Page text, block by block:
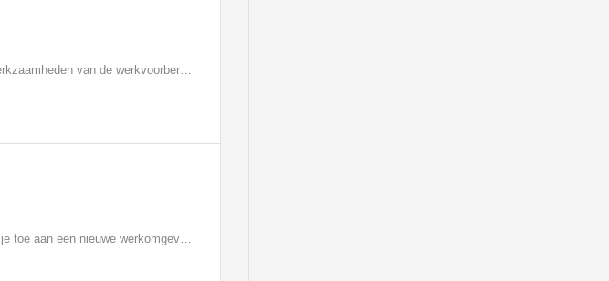
Als projectleider coördineer en controleer je op functioneel gebied de werkzaamheden van de werkvoorbereider alsmede de uitvoerder en geef je leiding aan het uitvoeringsteam aan de aan jouw toegewezen bouwprojecten. Daarnaast draag je bij aan de verdere uitvoering van het personeelsbeleid, rapporteer je periodiek aan de directie inzake financiële projectprognose en voortgang. Je signaleert afwijkingen en onderneemt hierop actie, je ziet toe op de naleving van het projectkwaliteitsplan en je neemt maatregelen om de voortgang in werkvoorbereiding en uitvoering te waarborgen. Ook behoort het monitoren van de inkoop tot je werkzaamheden.
Werk je inmiddels een aantal jaar als calculator binnen de bouw en ben je toe aan een nieuwe werkomgeving? Dan zou deze specifieke rol als calculator bij onze opdrachtgever interessant voor je kunnen zijn! Je krijgt in je functie veel mogelijkheden om je verder te ontwikkelen en ontplooien door middel van opleidingen en cursussen. In jouw takenpakket vallen onder andere het maken van optimale kostprijsramingen en -berekeningen, het aanvragen en vergelijken van offertes, het uittrekken van hoeveelheden en het doen van voorstellen wat betreft bezuinigingen en onderhandelingen.